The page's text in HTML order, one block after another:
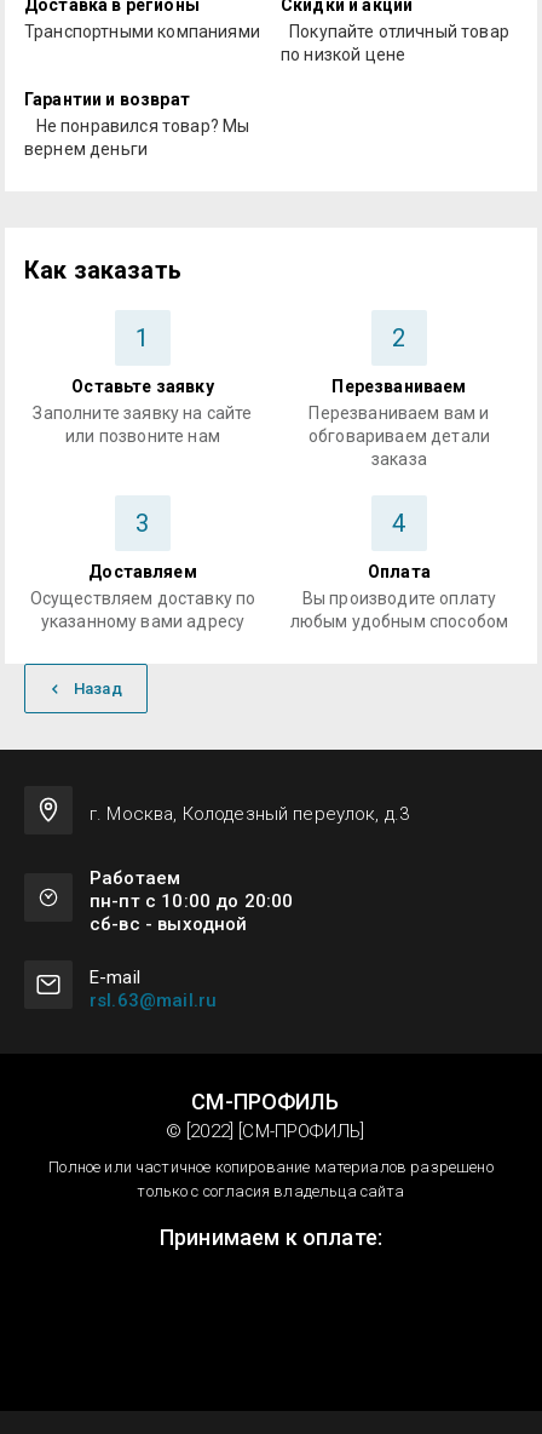
Доставка в регионы
Транспортными компаниями
Скидки и акции
Покупайте отличный товар
по низкой цене
Гарантии и возврат
Не понравился товар? Мы
вернем деньги
Как заказать
1
Оставьте заявку
Заполните заявку на сайте
или позвоните нам
2
Перезваниваем
Перезваниваем вам и
обговариваем детали
заказа
3
Доставляем
Осуществляем доставку по
указанному вами адресу
4
Оплата
Вы производите оплату
любым удобным способом
Назад
г. Москва, Колодезный переулок, д.3
Работаем
пн-пт с 10:00 до 20:00
сб-вс - выходной
Е-mail
rsl.63@mail.ru
СМ-ПРОФИЛЬ
© [2022] [СМ-ПРОФИЛЬ]
Полное или частичное копирование материалов разрешено
только с согласия владельца сайта
Принимаем к оплате: